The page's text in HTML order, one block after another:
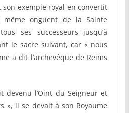
exemple royal en convertit
onguent de la Sainte
ses successeurs jusqu’à
le sacre suivant, car « nous
a dit l’archevêque de Reims
devenu l’Oint du Seigneur et
», il se devait à son Royaume